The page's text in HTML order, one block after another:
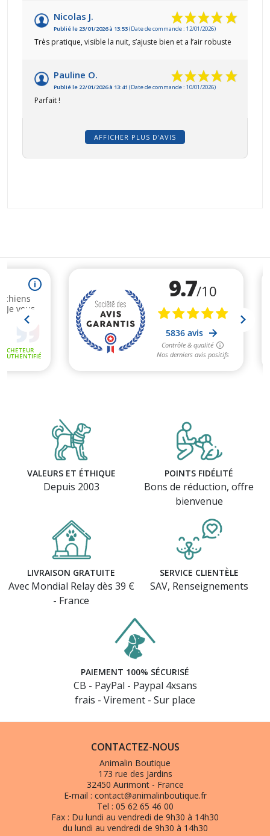
Nicolas J.
Publié le 23/01/2026 à 13:53(Date de commande : 12/01/2026)
Très pratique, visible la nuit, s’ajuste bien et a l’air robuste
Pauline O.
Publié le 22/01/2026 à 13:41 (Date de commande : 10/01/2026)
Parfait !
AFFICHER PLUS D'AVIS
VALEURS ET ÉTHIQUE
Depuis 2003
POINTS FIDÉLITÉ
Bons de réduction, offre
bienvenue
LIVRAISON GRATUITE
Avec Mondial Relay dès 39 €
- France
SERVICE CLIENTÈLE
SAV, Renseignements
PAIEMENT 100% SÉCURISÉ
CB - PayPal - Paypal 4xsans
frais - Virement - Sur place
CONTACTEZ-NOUS
Animalin Boutique
173 rue des Jardins
32450 Aurimont - France
E-mail : contact@animalinboutique.fr
Tel : 05 62 65 46 00
Fax : Du lundi au vendredi de 9h30 à 14h30
du lundi au vendredi de 9h30 à 14h30